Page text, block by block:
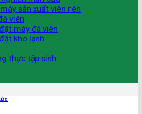
sản xuất viên nén
viên
máy đá viên
kho lạnh
thực tập sinh